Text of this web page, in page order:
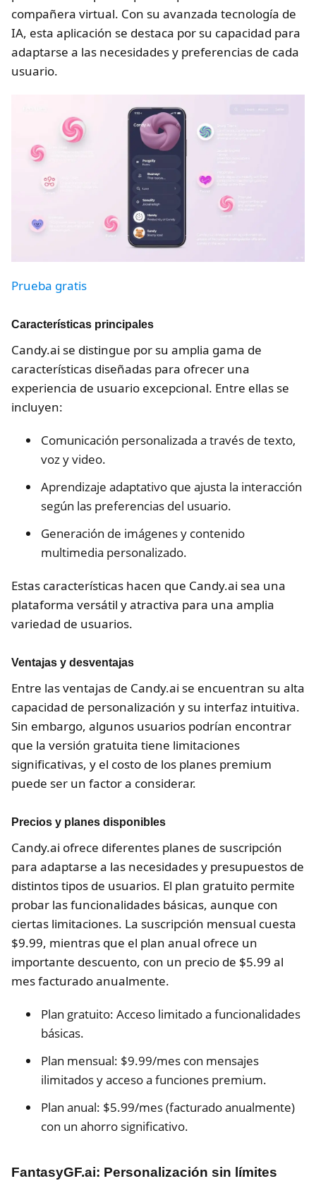
compañera virtual. Con su avanzada tecnología de
IA, esta aplicación se destaca por su capacidad para
adaptarse a las necesidades y preferencias de cada
usuario.
Prueba gratis
Características principales
Candy.ai se distingue por su amplia gama de
características diseñadas para ofrecer una
experiencia de usuario excepcional. Entre ellas se
incluyen:
Comunicación personalizada a través de texto,
voz y video.
Aprendizaje adaptativo que ajusta la interacción
según las preferencias del usuario.
Generación de imágenes y contenido
multimedia personalizado.
Estas características hacen que Candy.ai sea una
plataforma versátil y atractiva para una amplia
variedad de usuarios.
Ventajas y desventajas
Entre las ventajas de Candy.ai se encuentran su alta
capacidad de personalización y su interfaz intuitiva.
Sin embargo, algunos usuarios podrían encontrar
que la versión gratuita tiene limitaciones
significativas, y el costo de los planes premium
puede ser un factor a considerar.
Precios y planes disponibles
Candy.ai ofrece diferentes planes de suscripción
para adaptarse a las necesidades y presupuestos de
distintos tipos de usuarios. El plan gratuito permite
probar las funcionalidades básicas, aunque con
ciertas limitaciones. La suscripción mensual cuesta
$9.99, mientras que el plan anual ofrece un
importante descuento, con un precio de $5.99 al
mes facturado anualmente.
Plan gratuito: Acceso limitado a funcionalidades
básicas.
Plan mensual: $9.99/mes con mensajes
ilimitados y acceso a funciones premium.
Plan anual: $5.99/mes (facturado anualmente)
con un ahorro significativo.
FantasyGF.ai: Personalización sin límites